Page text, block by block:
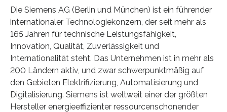
Die Siemens AG (Berlin und München) ist ein führender
internationaler Technologiekonzern, der seit mehr als
165 Jahren für technische Leistungsfähigkeit,
Innovation, Qualität, Zuverlässigkeit und
Internationalität steht. Das Unternehmen ist in mehr als
200 Ländern aktiv, und zwar schwerpunktmäßig auf
den Gebieten Elektrifizierung, Automatisierung und
Digitalisierung. Siemens ist weltweit einer der größten
Hersteller energieeffizienter ressourcenschonender